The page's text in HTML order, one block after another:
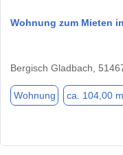
Wohnung zum Mieten
Bergisch Gladbach,
Wohnung ca. 104,00